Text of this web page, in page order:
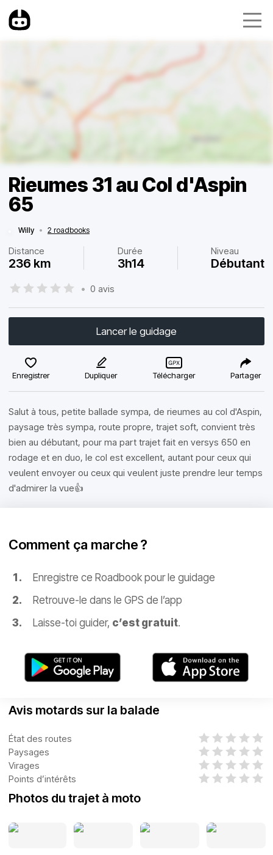
Rieumes 31 au Col d'Aspin
65
Willy • 2 roadbooks
Distance
236 km
Durée
3h14
Niveau
Débutant
• 0 avis
Lancer le guidage
Enregistrer Dupliquer Télécharger Partager
Salut à tous, petite ballade sympa, de rieumes au col d'Aspin,
paysage très sympa, route propre, trajet soft, convient très
bien au débutant, pour ma part trajet fait en versys 650 en
rodage et en duo, le col est excellent, autant pour ceux qui
veulent envoyer ou ceux qui veulent juste prendre leur temps
d'admirer la vue👍
Comment ça marche ?
Enregistre ce Roadbook pour le guidage
Retrouve-le dans le GPS de l’app
Laisse-toi guider, c’est gratuit.
Avis motards sur la balade
État des routes
Paysages
Virages
Points d’intérêts
Photos du trajet à moto